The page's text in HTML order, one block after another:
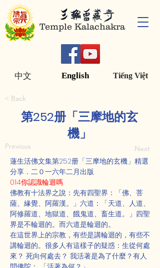
Temple Kalachakra
English Tiếng Việt
中文
< Back
第252册「三摩地的玄
機」
Previous Next
蓮生活佛文集第252册「三摩地的玄機」精選
分享．二０一六年二月出版
014你認識輪迴嗎
佛教有十法界之說：先有四聖界：「佛、菩
薩、緣覺、阿羅漢。」六道：「天道、人道、
阿修羅道、地獄道、餓鬼道、畜生道。」四聖
界是不輪迴的。而六道是輪迴的。
在這世界上的宗教，有些是講輪迴的，有些不
講輪迴的。很多人有這樣子的疑惑：生從何處
來？ 死向何處去？ 我活著是為了什麼？有人